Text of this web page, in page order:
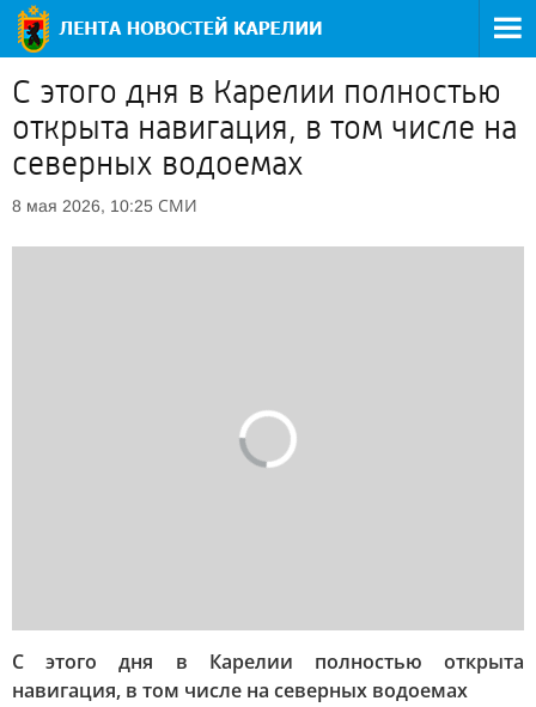
С этого дня в Карелии полностью
открыта навигация, в том числе на
северных водоемах
8 мая 2026, 10:25 СМИ
С этого дня в Карелии полностью открыта
навигация, в том числе на северных водоемах